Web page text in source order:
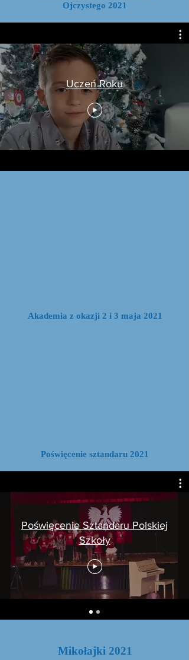
Ojczystego 2021
Uczeń Roku
Akademia z okazji 2 i 3 maja 2021
Poświęcenie sztandaru 2021
Poświęcenie Sztandaru Polskiej
Szkoły
Mikołajki 2021